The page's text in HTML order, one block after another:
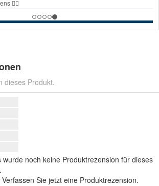
dieses Produkt.
wurde noch keine Produktrezension für dieses
Verfassen Sie jetzt eine Produktrezension.